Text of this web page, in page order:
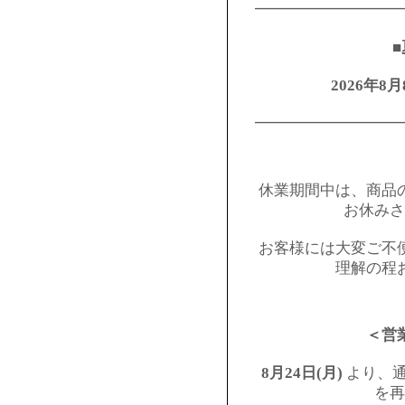
■
2026年8
休業期間中は、商品
お休み
お客様には大変ご不
理解の程
＜営
8月24日(月) より、
を